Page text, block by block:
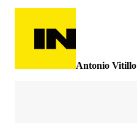
Antonio Vitillo